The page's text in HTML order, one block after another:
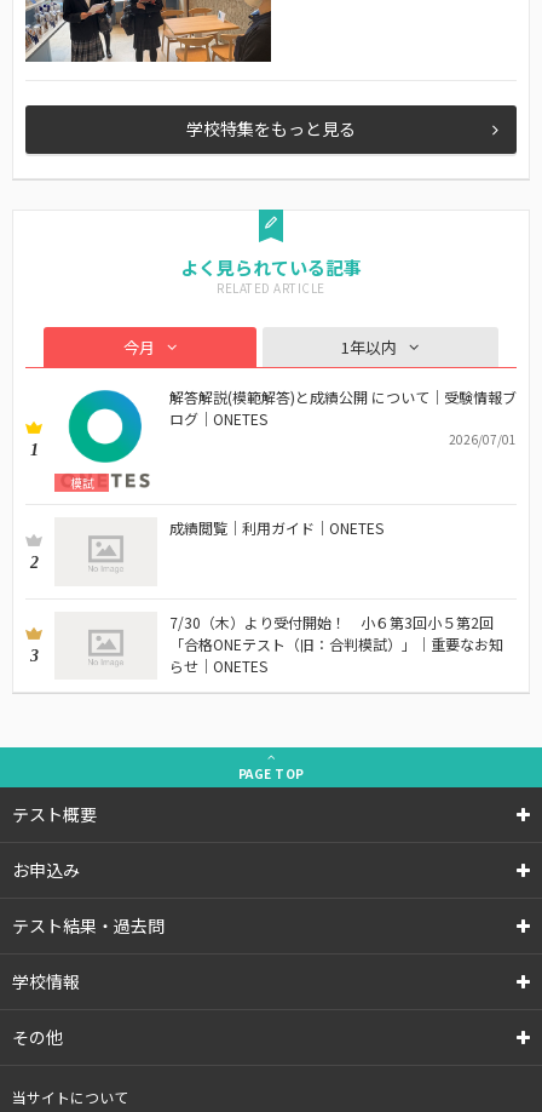
学校特集をもっと見る
よく見られている記事
今月 1年以内
1
模試
解答解説(模範解答)と成績公開 について｜受験情報ブ
ログ｜ONETES
2026/07/01
2
成績閲覧｜利用ガイド｜ONETES
3
7/30（木）より受付開始！ 小６第3回小５第2回
「合格ONEテスト（旧：合判模試）」｜重要なお知
らせ｜ONETES
PAGE TOP
テスト概要
お申込み
テスト結果・過去問
学校情報
その他
当サイトについて